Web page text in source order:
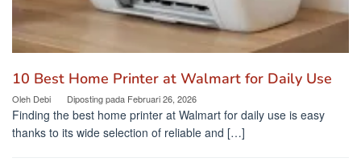
10 Best Home Printer at Walmart for Daily Use
Oleh Debi Diposting pada Februari 26, 2026
Finding the best home printer at Walmart for daily use is easy
thanks to its wide selection of reliable and […]